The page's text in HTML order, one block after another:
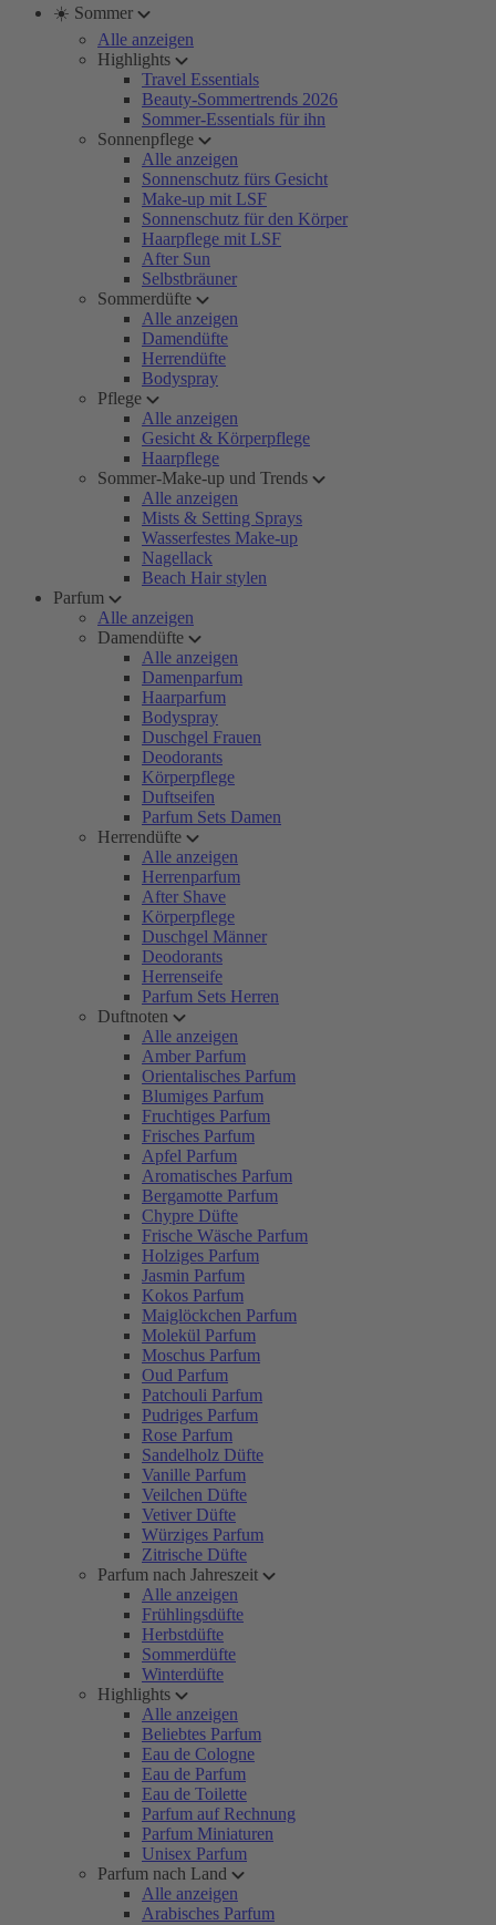
☀️ Sommer
Alle anzeigen
Highlights
Travel Essentials
Beauty-Sommertrends 2026
Sommer-Essentials für ihn
Sonnenpflege
Alle anzeigen
Sonnenschutz fürs Gesicht
Make-up mit LSF
Sonnenschutz für den Körper
Haarpflege mit LSF
After Sun
Selbstbräuner
Sommerdüfte
Alle anzeigen
Damendüfte
Herrendüfte
Bodyspray
Pflege
Alle anzeigen
Gesicht & Körperpflege
Haarpflege
Sommer-Make-up und Trends
Alle anzeigen
Mists & Setting Sprays
Wasserfestes Make-up
Nagellack
Beach Hair stylen
Parfum
Alle anzeigen
Damendüfte
Alle anzeigen
Damenparfum
Haarparfum
Bodyspray
Duschgel Frauen
Deodorants
Körperpflege
Duftseifen
Parfum Sets Damen
Herrendüfte
Alle anzeigen
Herrenparfum
After Shave
Körperpflege
Duschgel Männer
Deodorants
Herrenseife
Parfum Sets Herren
Duftnoten
Alle anzeigen
Amber Parfum
Orientalisches Parfum
Blumiges Parfum
Fruchtiges Parfum
Frisches Parfum
Apfel Parfum
Aromatisches Parfum
Bergamotte Parfum
Chypre Düfte
Frische Wäsche Parfum
Holziges Parfum
Jasmin Parfum
Kokos Parfum
Maiglöckchen Parfum
Molekül Parfum
Moschus Parfum
Oud Parfum
Patchouli Parfum
Pudriges Parfum
Rose Parfum
Sandelholz Düfte
Vanille Parfum
Veilchen Düfte
Vetiver Düfte
Würziges Parfum
Zitrische Düfte
Parfum nach Jahreszeit
Alle anzeigen
Frühlingsdüfte
Herbstdüfte
Sommerdüfte
Winterdüfte
Highlights
Alle anzeigen
Beliebtes Parfum
Eau de Cologne
Eau de Parfum
Eau de Toilette
Parfum auf Rechnung
Parfum Miniaturen
Unisex Parfum
Parfum nach Land
Alle anzeigen
Arabisches Parfum